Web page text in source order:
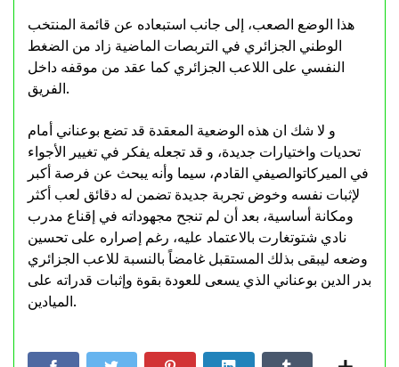
هذا الوضع الصعب، إلى جانب استبعاده عن قائمة المنتخب
الوطني الجزائري في التربصات الماضية زاد من الضغط
النفسي على اللاعب الجزائري كما عقد من موقفه داخل
الفريق.
و لا شك ان هذه الوضعية المعقدة قد تضع بوعناني أمام
تحديات واختيارات جديدة، و قد تجعله يفكر في تغيير الأجواء
في الميركاتوالصيفي القادم، سيما وأنه يبحث عن فرصة أكبر
لإثبات نفسه وخوض تجربة جديدة تضمن له دقائق لعب أكثر
ومكانة أساسية، بعد أن لم تنجح مجهوداته في إقناع مدرب
نادي شتوتغارت بالاعتماد عليه، رغم إصراره على تحسين
وضعه ليبقى بذلك المستقبل غامضاً بالنسبة للاعب الجزائري
بدر الدين بوعناني الذي يسعى للعودة بقوة وإثبات قدراته على
الميادين.